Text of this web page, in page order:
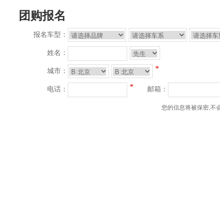
团购报名
报名车型：
姓名：
城市： *
电话： * 邮箱：
您的信息将被保密,不